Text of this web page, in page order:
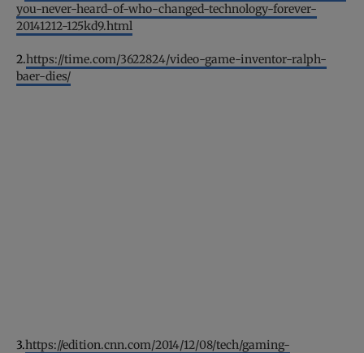
you-never-heard-of-who-changed-technology-forever-
20141212-125kd9.html
2.https://time.com/3622824/video-game-inventor-ralph-
baer-dies/
3.https://edition.cnn.com/2014/12/08/tech/gaming-